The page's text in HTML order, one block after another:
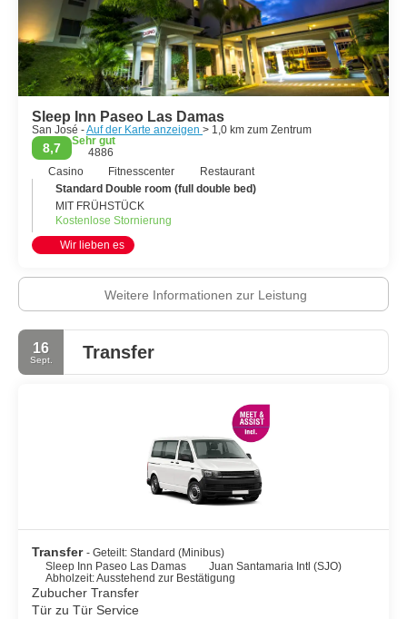
Sleep Inn Paseo Las Damas
San José -Auf der Karte anzeigen > 1,0 km zum Zentrum
8,7
Sehr gut
4886
Casino
Fitnesscenter
Restaurant
Standard Double room (full double bed)
MIT FRÜHSTÜCK
Kostenlose Stornierung
Wir lieben es
Weitere Informationen zur Leistung
16
Sept. Transfer
Transfer - Geteilt: Standard (Minibus)
Sleep Inn Paseo Las Damas
Juan Santamaria Intl (SJO)
Abholzeit: Ausstehend zur Bestätigung
Zubucher Transfer
Tür zu Tür Service